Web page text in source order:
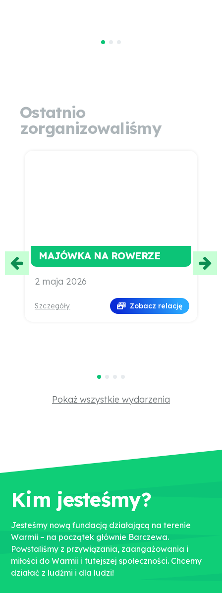
Ostatnio
zorganizowaliśmy
MAJÓWKA NA ROWERZE
2 maja 2026
Szczegóły Zobacz relację
Pokaż wszystkie wydarzenia
Kim jesteśmy?
Jesteśmy nową fundacją działającą na terenie
Warmii – na początek głównie Barczewa.
Powstaliśmy z przywiązania, zaangażowania i
miłości do Warmii i tutejszej społeczności. Chcemy
działać z ludźmi i dla ludzi!